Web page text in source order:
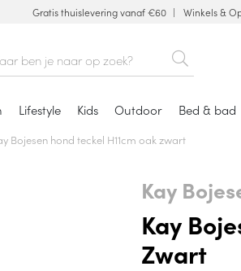
Gratis thuislevering vanaf €60 Winkels &
Lifestyle Kids Outdoor Bed & bad
Bojesen hond teckel H11cm oak zwart
Kay
Kay
Zwart